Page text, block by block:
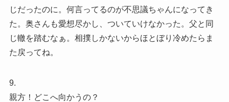
じだったのに。何言ってるのが不思議ちゃんになってき
た。奥さんも愛想尽かし、ついていけなかった。父と同
じ轍を踏むなぁ。相撲しかないからほとぼり冷めたらま
た戻ってね。
9.
親方！どこへ向かうの？